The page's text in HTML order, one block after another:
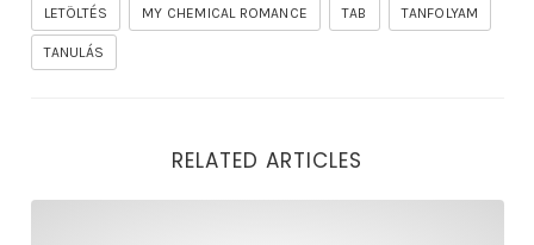
LETÖLTÉS MY CHEMICAL ROMANCE TAB TANFOLYAM
TANULÁS
RELATED ARTICLES